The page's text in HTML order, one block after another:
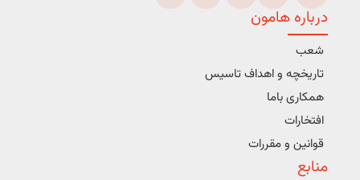
درباره هامون
شعب
تاریخچه و اهداف تاسیس
همکاری باما
افتخارات
قوانین و مقررات
منابع